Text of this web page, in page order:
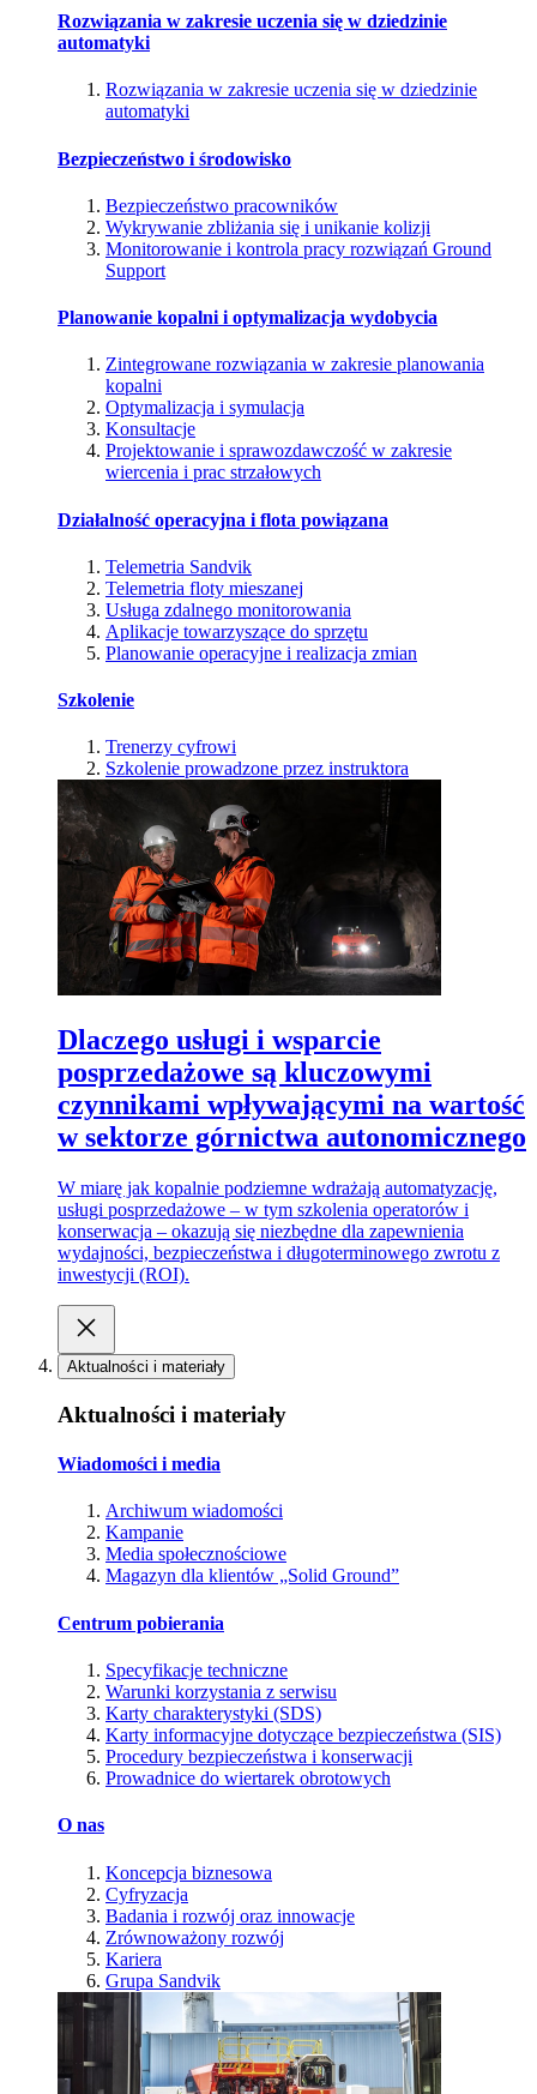
Rozwiązania w zakresie uczenia się w dziedzinie
automatyki
Rozwiązania w zakresie uczenia się w dziedzinie
automatyki
Bezpieczeństwo i środowisko
Bezpieczeństwo pracowników
Wykrywanie zbliżania się i unikanie kolizji
Monitorowanie i kontrola pracy rozwiązań Ground
Support
Planowanie kopalni i optymalizacja wydobycia
Zintegrowane rozwiązania w zakresie planowania
kopalni
Optymalizacja i symulacja
Konsultacje
Projektowanie i sprawozdawczość w zakresie
wiercenia i prac strzałowych
Działalność operacyjna i flota powiązana
Telemetria Sandvik
Telemetria floty mieszanej
Usługa zdalnego monitorowania
Aplikacje towarzyszące do sprzętu
Planowanie operacyjne i realizacja zmian
Szkolenie
Trenerzy cyfrowi
Szkolenie prowadzone przez instruktora
Dlaczego usługi i wsparcie
posprzedażowe są kluczowymi
czynnikami wpływającymi na wartość
w sektorze górnictwa autonomicznego
W miarę jak kopalnie podziemne wdrażają automatyzację,
usługi posprzedażowe – w tym szkolenia operatorów i
konserwacja – okazują się niezbędne dla zapewnienia
wydajności, bezpieczeństwa i długoterminowego zwrotu z
inwestycji (ROI).
Aktualności i materiały
Aktualności i materiały
Wiadomości i media
Archiwum wiadomości
Kampanie
Media społecznościowe
Magazyn dla klientów „Solid Ground”
Centrum pobierania
Specyfikacje techniczne
Warunki korzystania z serwisu
Karty charakterystyki (SDS)
Karty informacyjne dotyczące bezpieczeństwa (SIS)
Procedury bezpieczeństwa i konserwacji
Prowadnice do wiertarek obrotowych
O nas
Koncepcja biznesowa
Cyfryzacja
Badania i rozwój oraz innowacje
Zrównoważony rozwój
Kariera
Grupa Sandvik